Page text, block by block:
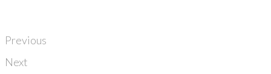
Previous
Next